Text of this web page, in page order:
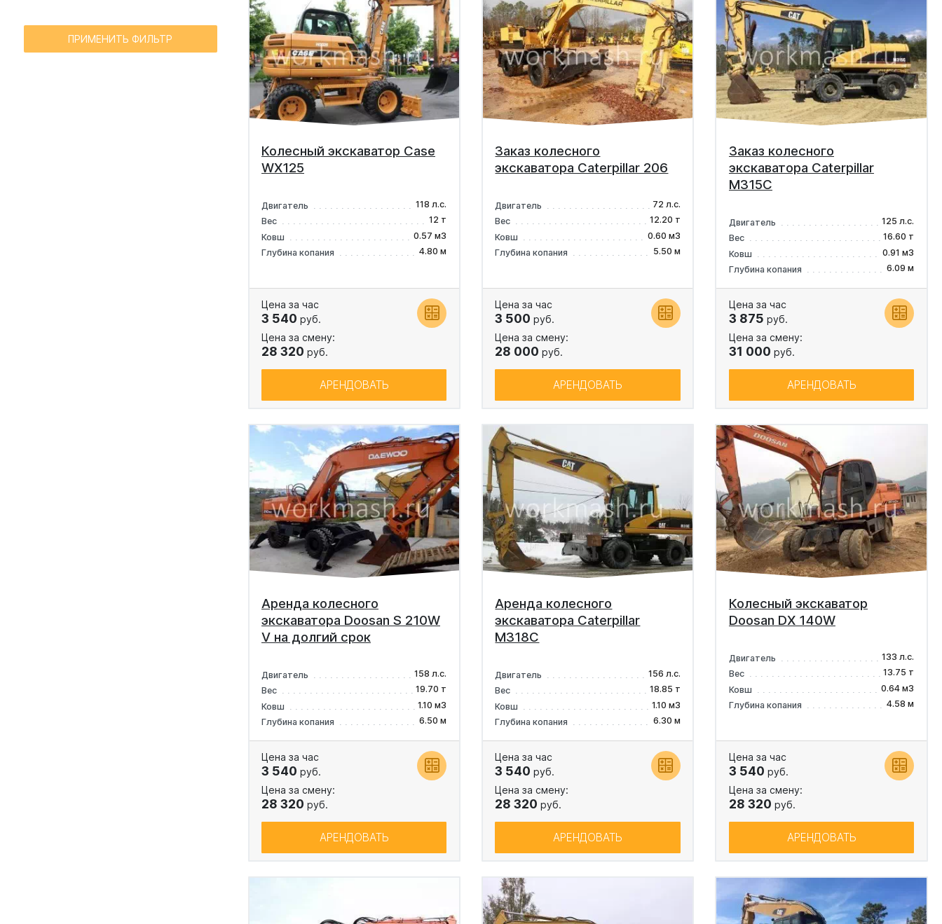
ПРИМЕНИТЬ ФИЛЬТР
Колесный экскаватор Case
WX125
Двигатель
118 л.с.
Вес
12 т
Ковш
0.57 м3
Глубина копания
4.80 м
Цена за час
3 540 руб.
Цена за смену:
28 320 руб.
АРЕНДОВАТЬ
Заказ колесного
экскаватора Caterpillar 206
Двигатель
72 л.с.
Вес
12.20 т
Ковш
0.60 м3
Глубина копания
5.50 м
Цена за час
3 500 руб.
Цена за смену:
28 000 руб.
АРЕНДОВАТЬ
Заказ колесного
экскаватора Caterpillar
M315C
Двигатель
125 л.с.
Вес
16.60 т
Ковш
0.91 м3
Глубина копания
6.09 м
Цена за час
3 875 руб.
Цена за смену:
31 000 руб.
АРЕНДОВАТЬ
Аренда колесного
экскаватора Doosan S 210W
V на долгий срок
Двигатель
158 л.с.
Вес
19.70 т
Ковш
1.10 м3
Глубина копания
6.50 м
Цена за час
3 540 руб.
Цена за смену:
28 320 руб.
АРЕНДОВАТЬ
Аренда колесного
экскаватора Caterpillar
M318C
Двигатель
156 л.с.
Вес
18.85 т
Ковш
1.10 м3
Глубина копания
6.30 м
Цена за час
3 540 руб.
Цена за смену:
28 320 руб.
АРЕНДОВАТЬ
Колесный экскаватор
Doosan DX 140W
Двигатель
133 л.с.
Вес
13.75 т
Ковш
0.64 м3
Глубина копания
4.58 м
Цена за час
3 540 руб.
Цена за смену:
28 320 руб.
АРЕНДОВАТЬ